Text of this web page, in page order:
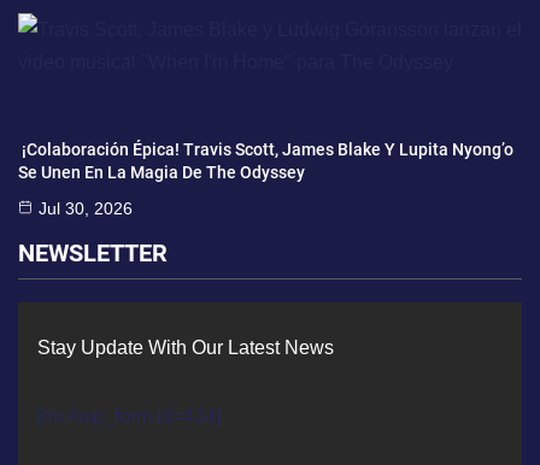
¡Colaboración Épica! Travis Scott, James Blake Y Lupita Nyong’o
Se Unen En La Magia De The Odyssey
Jul 30, 2026
NEWSLETTER
Stay Update With Our Latest News
[mc4wp_form id=434]